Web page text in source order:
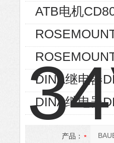
ATB电机
DINA继电器
DINA继电器
产品：